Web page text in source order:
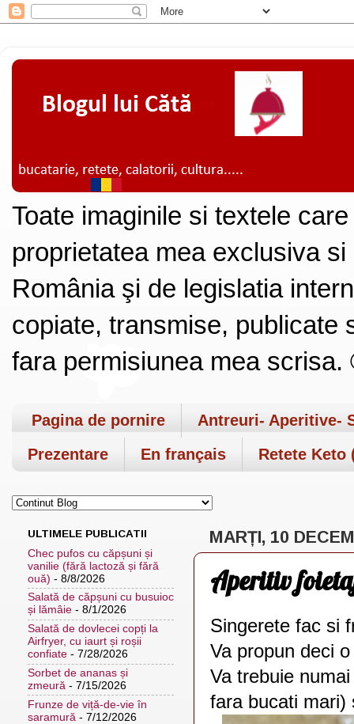
Toate imaginile si textele
proprietatea mea exclusiva
România şi de legislatia
copiate, transmise, publicate
fara permisiunea mea
Pagina de pornire
Antreuri- Aperitive-
Prezentare
En français Retete Keto
MARȚI, 10
Aperitiv
Singerete fac si
Va propun deci
Va trebuie
fara bucati mari)
ULTIMELE PUBLICATII
Chec pufos cu căpșuni și
vanilie (fără lactoză și fără
ouă) - 8/8/2026
Salată de căpșuni cu busuioc
și lămâie - 8/1/2026
Salată de dovlecei copți la
Airfryer, cu iaurt și roșii
confiate - 7/28/2026
Sorbet de ananas și
zmeură - 7/15/2026
Frunze de viță-de-vie în
saramură - 7/12/2026